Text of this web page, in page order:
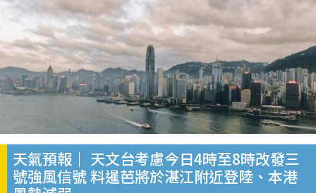
天氣預報｜ 天文台考慮今日4時至8時改發三
號強風信號 料暹芭將於湛江附近登陸、本港